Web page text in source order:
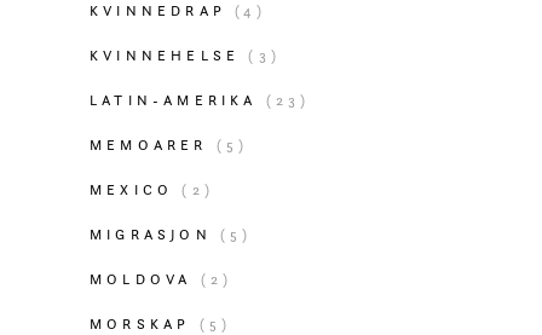
KVINNEDRAP (4)
KVINNEHELSE (3)
LATIN-AMERIKA (23)
MEMOARER (5)
MEXICO (2)
MIGRASJON (5)
MOLDOVA (2)
MORSKAP (5)